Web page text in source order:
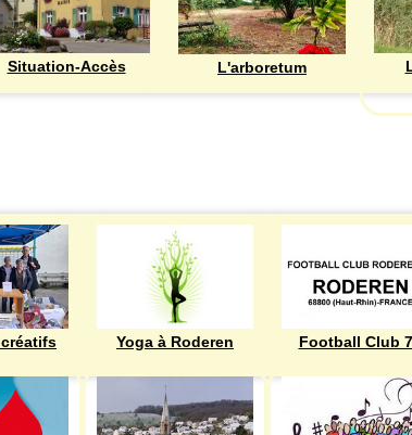
Situation-Accès L'arboretum
Yoga à Roderen Football Club